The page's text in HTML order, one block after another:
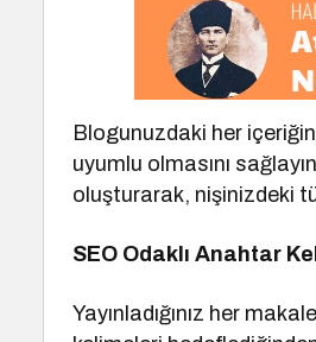
Blogunuzdaki her
uyumlu olmasını
oluşturarak, nişinizdeki
SEO Odaklı Anahtar
Yayınladığınız her